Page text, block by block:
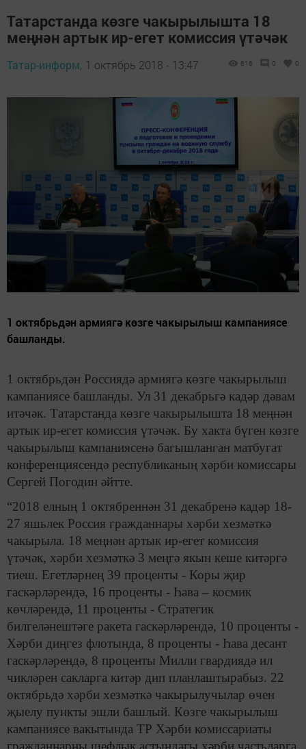
Татарстанда көзге чакырылышта 18
меңнән артык ир-егет комиссия үтәчәк
Татар-информ, 1 октябрь 2018 - 13:47 616 0 0
1 октябрьдән армиягә көзге чакырылыш кампаниясе
башланды.
1 октябрьдән Россиядә армиягә көзге чакырылыш
кампаниясе башланды. Ул 31 декабрьгә кадәр дәвам
итәчәк. Татарстанда көзге чакырылышта 18 меңнән
артык ир-егет комиссия үтәчәк. Бу хакта бүген көзге
чакырылыш кампаниясенә багышланган матбугат
конференциясендә республиканың хәрби комиссары
Сергей Погодин әйтте.
“2018 елның 1 октябреннән 31 декабренә кадәр 18-
27 яшьлек Россия гражданнары хәрби хезмәткә
чакырыла. 18 меңнән артык ир-егет комиссия
үтәчәк, хәрби хезмәткә 3 меңгә якын кеше китәргә
тиеш. Егетләрнең 39 проценты - Коры җир
гаскәрләрендә, 16 проценты - Һава – космик
көчләрендә, 11 проценты - Стратегик
билгеләнештәге ракета гаскәрләрендә, 10 проценты -
Хәрби диңгез флотында, 8 проценты - Һава десант
гаскәрләрендә, 8 проценты Милли гвардиядә ил
чикләрен сакларга китәр дип планлаштырабыз. 22
октябрьдә хәрби хезмәткә чакырылучылар өчен
җыелу пункты эшли башлый. Көзге чакырылыш
кампаниясе вакытында ТР Хәрби комиссариаты
гражданнарны шефлык астындагы хәрби частьларга